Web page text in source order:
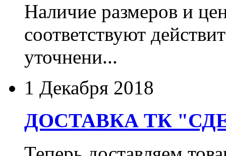
Наличие размеров и
соответствуют
уточнени...
1 Декабря 2018
ДОСТАВКА ТК